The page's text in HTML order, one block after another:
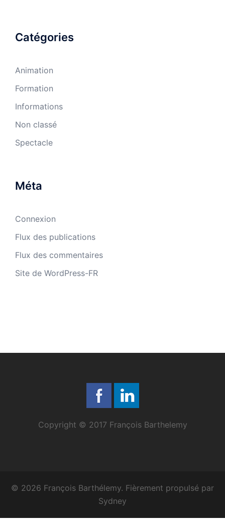
Catégories
Animation
Formation
Informations
Non classé
Spectacle
Méta
Connexion
Flux des publications
Flux des commentaires
Site de WordPress-FR
Copyright © 2017 François Barthelemy
© 2026 François Barthélemy. Fièrement propulsé par
Sydney